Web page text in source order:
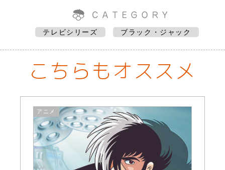
テレビシリーズ ブラック・ジャック
こちらもオススメ
アニメ